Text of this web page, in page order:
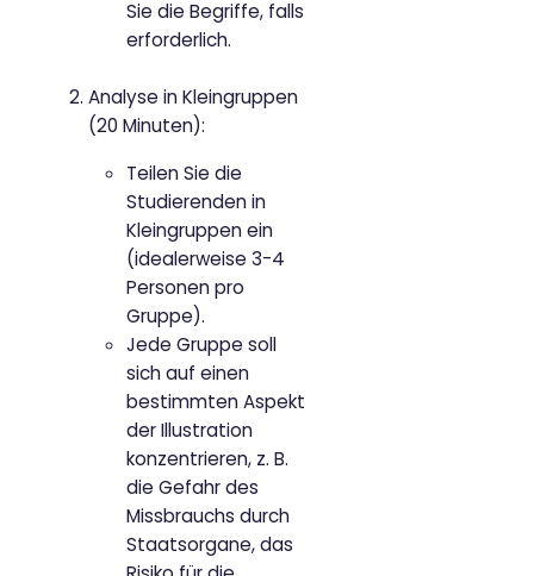
Sie die Begriffe, falls
erforderlich.
Analyse in Kleingruppen
(20 Minuten):
Teilen Sie die
Studierenden in
Kleingruppen ein
(idealerweise 3-4
Personen pro
Gruppe).
Jede Gruppe soll
sich auf einen
bestimmten Aspekt
der Illustration
konzentrieren, z. B.
die Gefahr des
Missbrauchs durch
Staatsorgane, das